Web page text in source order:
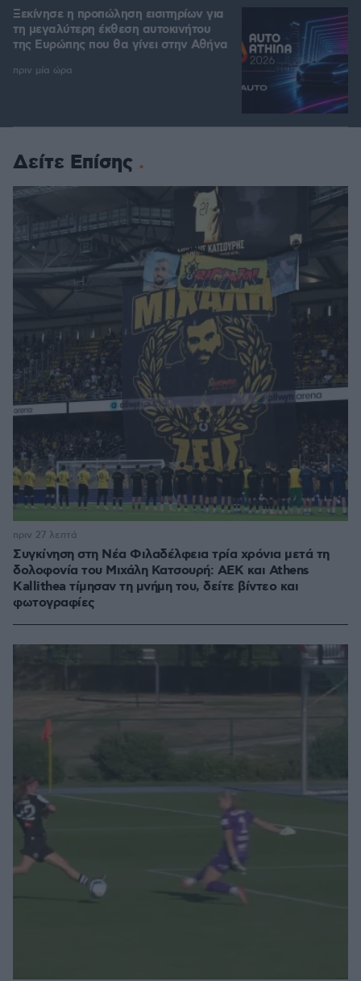
Ξεκίνησε η προπώληση εισιτηρίων για
τη μεγαλύτερη έκθεση αυτοκινήτου
της Ευρώπης που θα γίνει στην Αθήνα
πριν μία ώρα
Δείτε Επίσης
Συγκίνηση στη Νέα Φιλαδέλφεια τρία χρόνια μετά τη
δολοφονία του Μιχάλη Κατσουρή: ΑΕΚ και Athens
Kallithea τίμησαν τη μνήμη του, δείτε βίντεο και
φωτογραφίες
πριν 27 λεπτά